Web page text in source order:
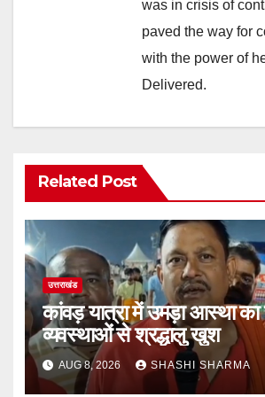
was in crisis of
paved the way for
with the power of
Delivered.
Related Post
उत्तराखंड
कांवड़ यात्रा में उमड़ा आस्था
व्यवस्थाओं से श्रद्धालु खुश
AUG 8, 2026 SHASHI SHARMA